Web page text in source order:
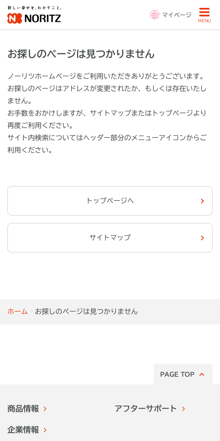
マイページ
MENU
ホーム お探しのページは見つかりません
お探しのページは見つかりません
ノーリツホームページをご利用いただきありがとうございます。
お探しのページはアドレスが変更されたか、もしくは存在いたし
ません。
お手数をおかけしますが、サイトマップまたはトップページより
再度ご利用ください。
サイト内検索についてはヘッダー部分の メニューアイコンからご
利用ください。
トップページへ
サイトマップ
PAGE TOP
商品情報 アフターサポート
企業情報